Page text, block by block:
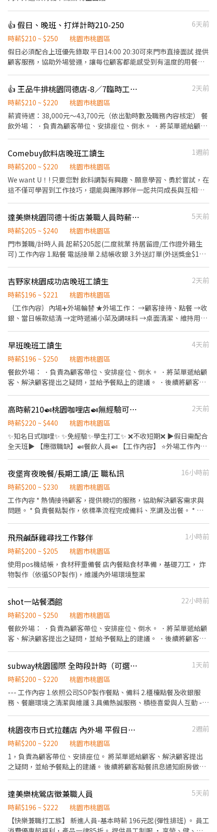
👍 假日、晚班、打烊計時210-250
6天前
時薪$210 ~ $250
桃園市桃園區
假日必須配合上班優先錄取 平日14:00 20:30可來門市直接面試 提供
顧客服務，協助外場營運，讓每位顧客都能感受到有溫度的用餐體
👍 王品牛排桃園同德店-8／7臨時工或大廳晚班假日計時或見習襄理可內洽詳談
2天前
時薪$210 ~ $220
桃園市桃園區
薪資待遇：38,000元～43,700元（依出勤時數及職務內容核定） 餐
飲外場： ．負責為顧客帶位、安排座位、倒水。 ．將菜單遞給顧
完畢後，負責收拾碗盤與清理環境。
Comebuy飲料店晚班工讀生
1週前
時薪$200 ~ $220
桃園市桃園區
We want U！! 只要您對 飲料調製有興趣、願意學習、勇於嘗試，在
這不僅可學習到工作技巧，還能與團隊夥伴一起共同成長與互相學
點餐 4. 外送服務(需具備125重型機車駕照) 🌟階段性熟悉工作內容
🌟表現優良者依據每階段考核再調薪 🌟過節紅包、不定時員工聚餐
無經驗可，有經驗者優先錄取 長期尤佳~~ 【工作時間】 晚班：
17:30-22:00 時間上有問題都可以溝通調整！
達美樂桃園同德十街店兼職人員時薪205起
5天前
時薪$205 ~ $240
桃園市桃園區
門市兼職/計時人員 起薪$205起(二度就業 持居留證/工作證外籍生
可) 工作內容 1.點餐 電話接單 2.結帳收銀 3.外送訂單(外送獎金$10/
3.彈性排班-週排班制 4.員工購餐享員工專屬優惠 5.完整的職前訓練
與晉升訓練-可晉升為 (儲備主任/儲備幹部/儲備襄理/儲備店經理) 入
職條件 需有機車駕照 對顧客服務 門市管理有興趣 配合度好 積極度
高 肯學肯做 可配合節假日排班
吉野家桃園成功店晚班工讀生
2天前
時薪$196 ~ $221
桃園市桃園區
｛工作內容｝內場➕外場輪替 ★外場工作： →顧客接待、點餐 →收
銀、當日帳款結清 →定時遞補小菜及調味料 →桌面清潔、維持用餐
其他工作： →店長、代行交代事務
早班晚班工讀生
4天前
時薪$196 ~ $250
桃園市桃園區
餐飲外場： ．負責為顧客帶位、安排座位、倒水。 ．將菜單遞給顧
客、解決顧客提出之疑問，並給予餐點上的建議。 ．後續將顧客點
負責結帳、收銀等工作。 餐飲內場： ．擔任廚師的助手，處理烹飪
前與烹飪中之準備工作與其他餐廳相關事務。 ．負責洗、剝、削、
切各種食材。 ．負責清理工作環境、設備和餐具。 ．準備不同餐點
所需要的食材。 ．協助測量食材的容量與重量。 ．負責擺盤、打包
高時薪210🍛桃園咖哩店🍛無經驗可✨學生兼職✨BY
2天前
時薪$220 ~ $440
桃園市桃園區
✨知名日式咖哩✨ ✨免經驗✨學生打工✨ ❌不收短期❌ ▶️假日需配合
全天班▶️ 【應徵職缺】🍛餐飲人員🍛 【工作內容】 ⭐外場工作內
休息2小時) ⭐兼職10:00-14:00、12:00-16:00、16:00-20:00、
18:00-22:00 【薪資待遇】高時薪220 【休假制度】排班制(假日需
排全天班) 【工作須知】提供三個月內供膳體檢 【工作地點】桃園
市桃園區春日路513號 - ⭐快速報名⭐ ❤ 加好友：@216rezqg ➜ 優
夜堡宵夜晚餐/長期工讀/正 職私訊
16小時前
時薪$200 ~ $230
桃園市桃園區
工作內容 * 熱情接待顧客，提供親切的服務，協助解決顧客需求與
問題。 * 負責餐點製作，依標準流程完成備料、烹調及出餐。 * 煎
速度。 * 協助食材備料、庫存整理及食材保存。 * 清洗餐具、廚房
器具及工作設備，維持廚房整潔。 * 整理用餐區、擦拭桌面，維護
舒適乾淨的用餐環境。 * 配合團隊分工，共同完成每日營運及主管
交辦事項。
飛飛鹹酥雞尋找工作夥伴
1小時前
時薪$200 ~ $205
桃園市桃園區
使用pos機結帳，食材秤重備餐 店內餐點食材準備，基礎刀工， 炸
物製作（依循SOP製作)，維護內外場環境整潔
shot一站餐酒館
22小時前
時薪$200 ~ $250
桃園市桃園區
餐飲外場： ．負責為顧客帶位、安排座位、倒水。 ．將菜單遞給顧
客、解決顧客提出之疑問，並給予餐點上的建議。 ．後續將顧客點
負責結帳、收銀等工作。 餐飲內場： ．擔任廚師的助手，處理烹飪
前與烹飪中之準備工作與其他餐廳相關事務。 ．負責洗、剝、削、
切各種食材。 ．負責清理工作環境、設備和餐具。 ．準備不同餐點
所需要的食材。 ．協助測量食材的容量與重量。 ．負責擺盤、打包
subway桃園國際 全時段計時（可選時段，早班，晚班或中班
1天前
時薪$200 ~ $220
桃園市桃園區
--- 工作內容 1.依照公司SOP製作餐點、備料 2.櫃檯點餐及收銀服
務、餐廳環境之清潔與維護 3.具備熱誠服務、積極喜愛與人互動 ---
作 --- 上班時間 06:30-22:00 『彈性排班，無空班』 --- 福利制度 ▶
業績獎金(月排班達50小時以上) ▶ 三節獎金 ▶ 生日禮金 ▶ 每年調
薪機會
桃園夜市日式拉麵店 內外場 平假日晚班工讀
2週前
時薪$200 ~ $220
桃園市桃園區
1，負責為顧客帶位、安排座位。 將菜單遞給顧客、解決顧客提出
之疑問，並給予餐點上的建議。 後續將顧客點餐訊息通知廚房做
備工作與其他餐廳相關事務。 4，負責洗、剝、削、切各種食材。
負責清理工作環境、設備和餐具。
達美樂桃鶯店徵兼職人員
5天前
時薪$196 ~ $222
桃園市桃園區
【快樂兼職打工族】 新進人員-基本時薪 196元起(彈性排班) 。 員工